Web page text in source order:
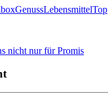
GenussLebensmittelTop
nicht nur für Promis